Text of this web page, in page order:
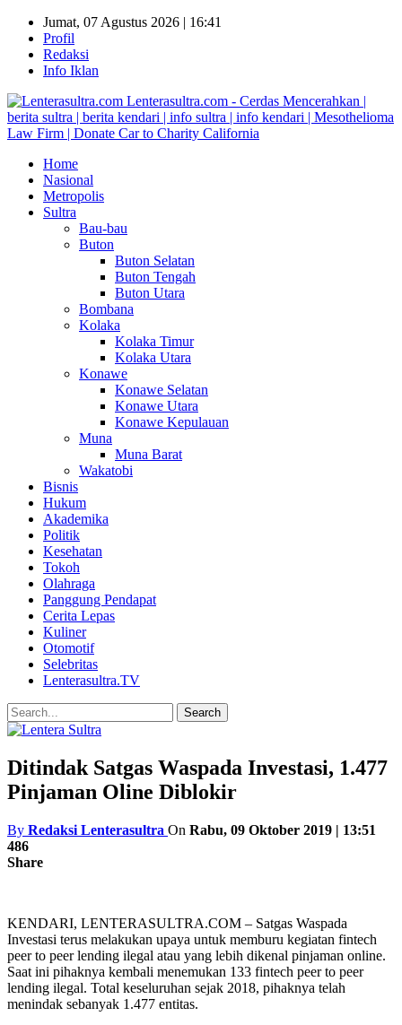
Jumat, 07 Agustus 2026 | 16:41
Profil
Redaksi
Info Iklan
Lenterasultra.com - Cerdas Mencerahkan |
berita sultra | berita kendari | info sultra | info kendari | Mesothelioma
Law Firm | Donate Car to Charity California
Home
Nasional
Metropolis
Sultra
Bau-bau
Buton
Buton Selatan
Buton Tengah
Buton Utara
Bombana
Kolaka
Kolaka Timur
Kolaka Utara
Konawe
Konawe Selatan
Konawe Utara
Konawe Kepulauan
Muna
Muna Barat
Wakatobi
Bisnis
Hukum
Akademika
Politik
Kesehatan
Tokoh
Olahraga
Panggung Pendapat
Cerita Lepas
Kuliner
Otomotif
Selebritas
Lenterasultra.TV
Ditindak Satgas Waspada Investasi, 1.477
Pinjaman Oline Diblokir
By Redaksi Lenterasultra On Rabu, 09 Oktober 2019 | 13:51
486
Share
KENDARI, LENTERASULTRA.COM – Satgas Waspada
Investasi terus melakukan upaya untuk memburu kegiatan fintech
peer to peer lending ilegal atau yang lebih dikenal pinjaman online.
Saat ini pihaknya kembali menemukan 133 fintech peer to peer
lending ilegal. Total keseluruhan sejak 2018, pihaknya telah
menindak sebanyak 1.477 entitas.